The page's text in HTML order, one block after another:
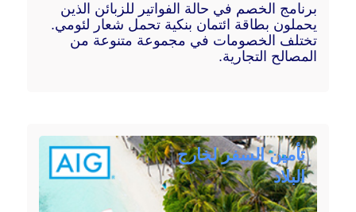
برنامج الخصم في حالة الفواتير للزبائن الذين
يحملون بطاقة ائتمان بنكية تحمل شعار لئومي.
تختلف الخصومات في مجموعة متنوعة من
المصالح التجارية.
تأمين السفر لخارج
البلاد